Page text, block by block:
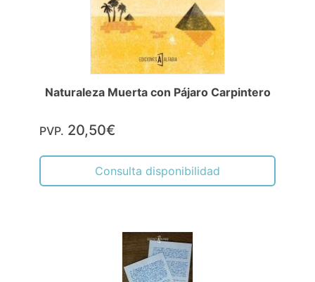
Naturaleza Muerta con Pájaro Carpintero
PVP. 20,50€
Consulta disponibilidad